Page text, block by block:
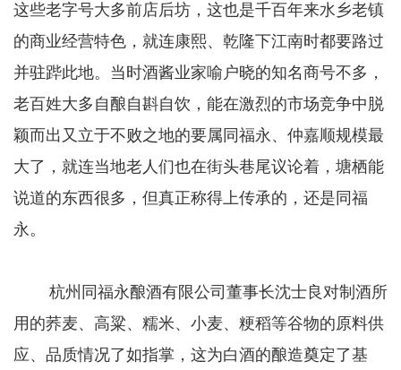
这些老字号大多前店后坊，这也是千百年来水乡老镇
的商业经营特色，就连康熙、乾隆下江南时都要路过
并驻跸此地。当时酒酱业家喻户晓的知名商号不多，
老百姓大多自酿自斟自饮，能在激烈的市场竞争中脱
颖而出又立于不败之地的要属同福永、仲嘉顺规模最
大了，就连当地老人们也在街头巷尾议论着，塘栖能
说道的东西很多，但真正称得上传承的，还是同福
永。
杭州同福永酿酒有限公司董事长沈士良对制酒所
用的荞麦、高粱、糯米、小麦、粳稻等谷物的原料供
应、品质情况了如指掌，这为白酒的酿造奠定了基